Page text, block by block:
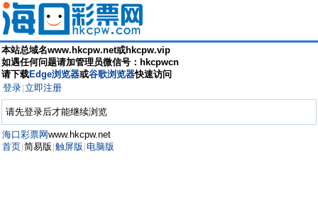
本站总域名www.hkcpw.net或hkcpw.vip
如遇任何问题请加管理员微信号：hkcpwcn
请下载Edge浏览器或谷歌浏览器快速访问
登录 立即注册
请先登录后才能继续浏览
海口彩票网www.hkcpw.net
首页 简易版 触屏版 电脑版